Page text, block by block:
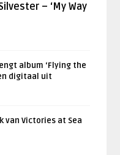
– ‘My Way
album ‘Flying the
digitaal uit
van Victories at Sea